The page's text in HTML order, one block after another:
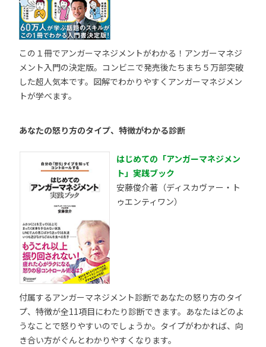
この１冊でアンガーマネジメントがわかる！アンガーマネジ
メント入門の決定版。コンビニで発売後たちまち５万部突破
した超人気本です。図解でわかりやすくアンガーマネジメン
トが学べます。
あなたの怒り方のタイプ、特徴がわかる診断
はじめての「アンガーマネジメン
ト」実践ブック
安藤俊介著（ディスカヴァー・ト
ゥエンティワン）
付属するアンガーマネジメント診断であなたの怒り方のタイ
プ、特徴が全11項目にわたり診断できます。あなたはどのよ
うなことで怒りやすいのでしょうか。タイプがわかれば、向
き合い方がぐんとわかりやすくなります。